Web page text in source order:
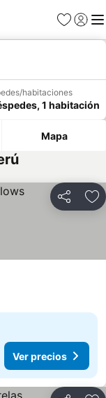
Favoritos
Iniciar
habitaciones
1 habitación
Mapa
Compartir
Ver precios